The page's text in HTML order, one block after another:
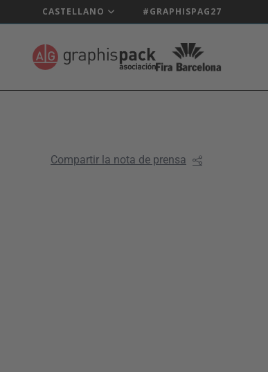
CASTELLANO #GRAPHISPAG27
Compartir la nota de prensa